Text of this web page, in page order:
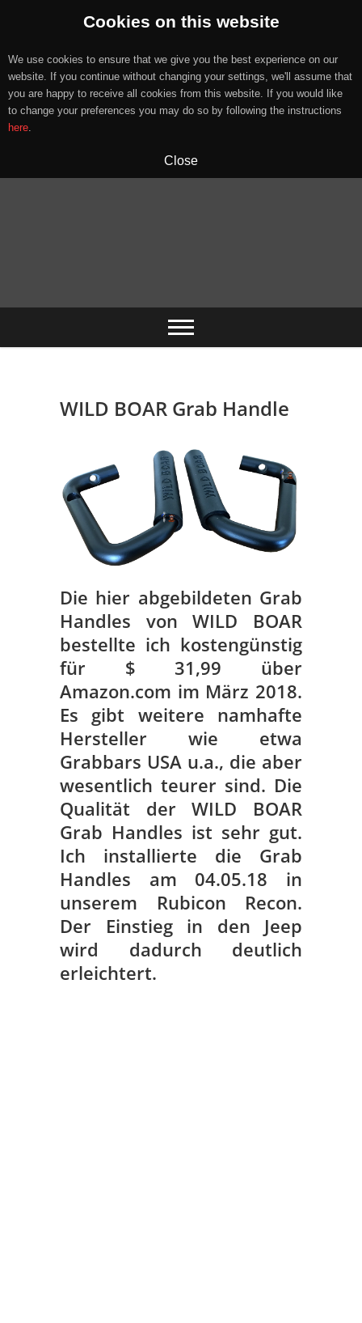
Cookies on this website
We use cookies to ensure that we give you the best experience on our
website. If you continue without changing your settings, we'll assume that
you are happy to receive all cookies from this website. If you would like
to change your preferences you may do so by following the instructions
here.
Close
WILD BOAR Grab Handle
Die hier abgebildeten Grab
Handles von WILD BOAR
bestellte ich kostengünstig
für $ 31,99 über
Amazon.com im März 2018.
Es gibt weitere namhafte
Hersteller wie etwa
Grabbars USA u.a., die aber
wesentlich teurer sind. Die
Qualität der WILD BOAR
Grab Handles ist sehr gut.
Ich installierte die Grab
Handles am 04.05.18 in
unserem Rubicon Recon.
Der Einstieg in den Jeep
wird dadurch deutlich
erleichtert.